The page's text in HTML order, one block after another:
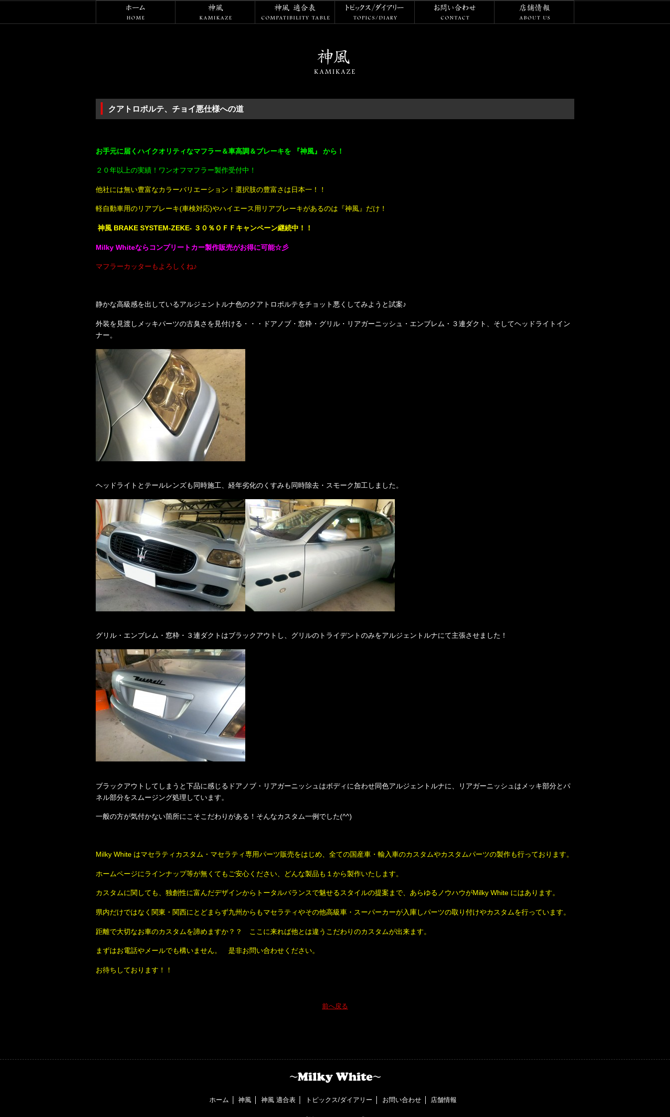
神風 適合表 トピックス/ダイアリー お問い合わせ
クアトロポルテ、チョイ悪仕様への道
お手元に届くハイクオリティなマフラー＆車高調＆ブレーキを 『神風』 から！
２０年以上の実績！ワンオフマフラー製作受付中！
他社には無い豊富なカラーバリエーション！選択肢の豊富さは日本一！！
軽自動車用のリアブレーキ(車検対応)やハイエース用リアブレーキがあるのは『神風』だけ！
神風 BRAKE SYSTEM-ZEKE- ３０％ＯＦＦキャンペーン継続中！！
Milky Whiteならコンプリートカー製作販売がお得に可能☆彡
マフラーカッターもよろしくね♪
静かな高級感を出しているアルジェントルナ色のクアトロポルテをチョット悪くしてみようと試案♪
外装を見渡しメッキパーツの古臭さを見付ける・・・ドアノブ・窓枠・グリル・リアガーニッシュ・エンブレム・３連ダクト、そしてヘッドライトイン
ナー。
ヘッドライトとテールレンズも同時施工、経年劣化のくすみも同時除去・スモーク加工しました。
グリル・エンブレム・窓枠・３連ダクトはブラックアウトし、グリルのトライデントのみをアルジェントルナにて主張させました！
ブラックアウトしてしまうと下品に感じるドアノブ・リアガーニッシュはボディに合わせ同色アルジェントルナに、リアガーニッシュはメッキ部分とパ
ネル部分をスムージング処理しています。
一般の方が気付かない箇所にこそこだわりがある！そんなカスタム一例でした(^^)
Milky White はマセラティカスタム・マセラティ専用パーツ販売をはじめ、全ての国産車・輸入車のカスタムやカスタムパーツの製作も行っております。
ホームページにラインナップ等が無くてもご安心ください、どんな製品も１から製作いたします。
カスタムに関しても、独創性に富んだデザインからトータルバランスで魅せるスタイルの提案まで、あらゆるノウハウがMilky White にはあります。
県内だけではなく関東・関西にとどまらず九州からもマセラティやその他高級車・スーパーカーが入庫しパーツの取り付けやカスタムを行っています。
距離で大切なお車のカスタムを諦めますか？？ ここに来れば他とは違うこだわりのカスタムが出来ます。
まずはお電話やメールでも構いません。 是非お問い合わせください。
お待ちしております！！
前へ戻る
ホーム 神風 神風 適合表 トピックス/ダイアリー お問い合わせ 店舗情報